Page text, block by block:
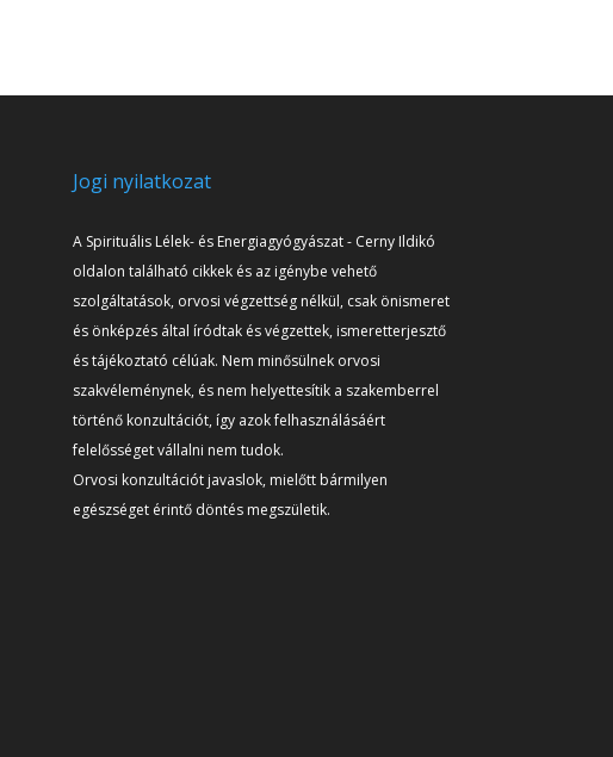
Jogi nyilatkozat
A Spirituális Lélek- és Energiagyógyászat - Cerny Ildikó
oldalon található cikkek és az igénybe vehető
szolgáltatások, orvosi végzettség nélkül, csak önismeret
és önképzés által íródtak és végzettek, ismeretterjesztő
és tájékoztató célúak. Nem minősülnek orvosi
szakvéleménynek, és nem helyettesítik a szakemberrel
történő konzultációt, így azok felhasználásáért
felelősséget vállalni nem tudok.
Orvosi konzultációt javaslok, mielőtt bármilyen
egészséget érintő döntés megszületik.